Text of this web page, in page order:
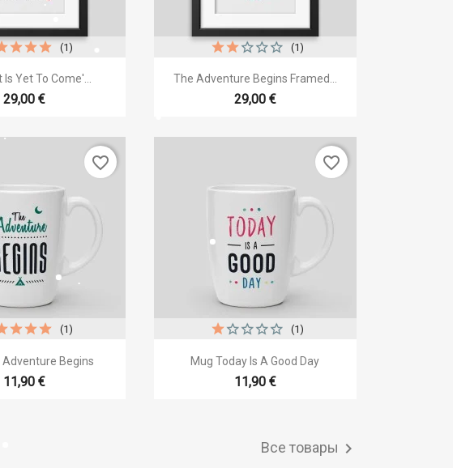
просмотр
Yet To Come'...
29,00 €
(1)
Быстрый просмотр
The Adventure Begins Framed...
29,00 €
(1)
просмотр
Begins
11,90 €
(1)
favorite_border
Быстрый просмотр
Mug Today Is A Good Day
11,90 €
(1)
favorite_border
Все товары 
Create wishlist